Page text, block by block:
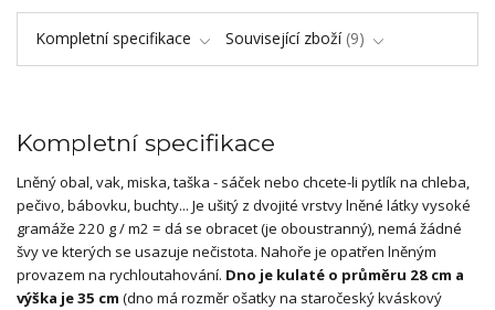
Kompletní specifikace Související zboží 9
Kompletní specifikace
Lněný obal, vak, miska, taška - sáček nebo chcete-li pytlík na chleba,
pečivo, bábovku, buchty... Je ušitý z dvojité vrstvy lněné látky vysoké
gramáže 220 g / m2 = dá se obracet (je oboustranný), nemá žádné
švy ve kterých se usazuje nečistota. Nahoře je opatřen lněným
provazem na rychloutahování. Dno je kulaté o průměru 28 cm a
výška je 35 cm (dno má rozměr ošatky na staročeský kváskový